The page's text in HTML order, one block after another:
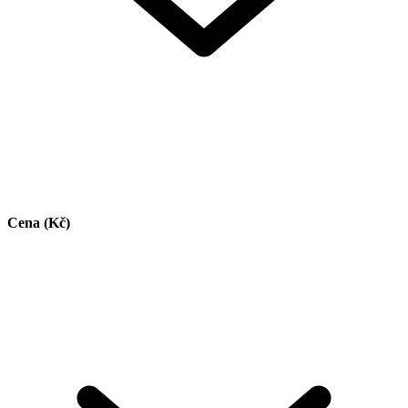
Cena (Kč)